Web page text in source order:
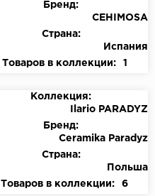
Бренд:
CEHIMOSA
Страна:
Испания
Товаров в коллекции:
1
Коллекция:
Ilario PARADYZ
Бренд:
Ceramika Paradyz
Страна:
Польша
Товаров в коллекции:
6